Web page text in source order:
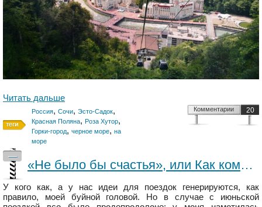
Читать дальше
Россия, Сочи, Эсто-Садок,
Красная Поляна, Роза Хутор,
Горки-город, черное море, на
море
20
Комментарии
—
«Не было бы счастья», или Как командировка превратилась в отпуск по маршруту:Тула – Ростов-на-Дону – Азов – Таганрог – Краснодар – Эсто-Садок – Сочи – и обратно
У кого как, а у нас идеи для поездок генерируются, как
правило, моей буйной головой. Но в случае с июньской